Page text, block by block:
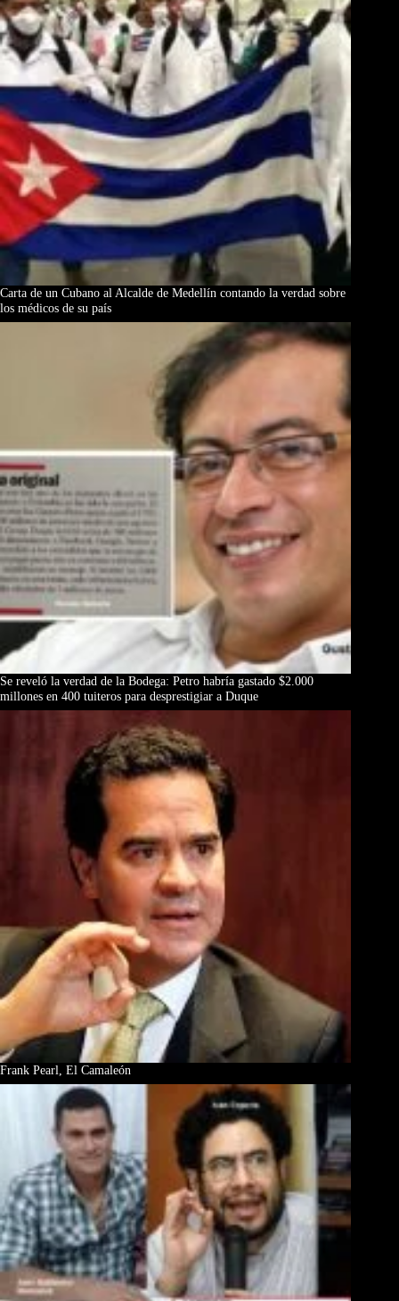
Carta de un Cubano al Alcalde de Medellín contando la verdad sobre
los médicos de su país
Se reveló la verdad de la Bodega: Petro habría gastado $2.000
millones en 400 tuiteros para desprestigiar a Duque
Frank Pearl, El Camaleón